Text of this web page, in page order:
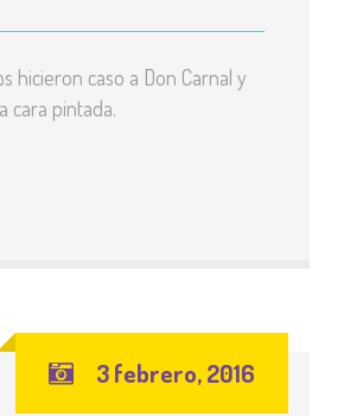
hicieron caso a Don Carnal y
cara pintada.
3 febrero, 2016